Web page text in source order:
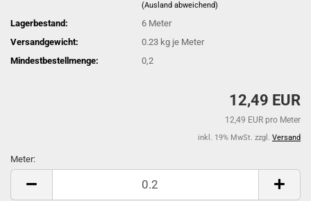
(Ausland abweichend)
Lagerbestand: 6 Meter
Versandgewicht:
0.23 kg je Meter
Mindestbestellmenge:
0,2
12,49 EUR
12,49 EUR pro Meter
inkl. 19% MwSt. zzgl. Versand
Meter:
Meter